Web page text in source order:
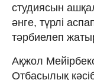
студиясын
әнге, түрлі
тәрбиелеп
Ақжол
Отбасылық